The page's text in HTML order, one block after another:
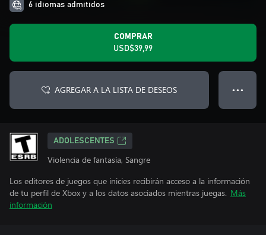
6 idiomas admitidos
COMPRAR
USD$39,99
AGREGAR A LA LISTA DE DESEOS ● ● ●
ADOLESCENTES
Violencia de fantasía, Sangre
Los editores de juegos que inicies recibirán acceso a la información
de tu perfil de Xbox y a los datos asociados mientras juegas. Más
información